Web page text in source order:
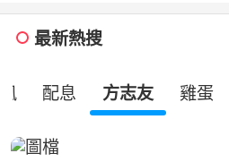
最新熱搜
配息 方志友 雞蛋